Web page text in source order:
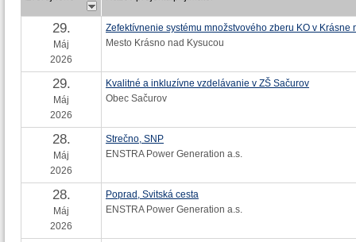
29.
Máj
2026
Zefektívnenie systému množstvového zberu KO v Krásne
Mesto Krásno nad Kysucou
29.
Máj
2026
Kvalitné a inkluzívne vzdelávanie v ZŠ Sačurov
Obec Sačurov
28.
Máj
2026
Strečno, SNP
ENSTRA Power Generation a.s.
28.
Máj
2026
Poprad, Svitská cesta
ENSTRA Power Generation a.s.